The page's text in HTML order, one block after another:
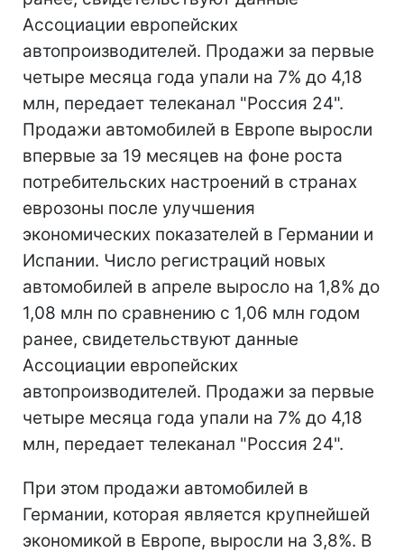
Ассоциации европейских
автопроизводителей. Продажи за первые
четыре месяца года упали на 7% до 4,18
млн, передает телеканал "Россия 24".
Продажи автомобилей в Европе выросли
впервые за 19 месяцев на фоне роста
потребительских настроений в странах
еврозоны после улучшения
экономических показателей в Германии и
Испании. Число регистраций новых
автомобилей в апреле выросло на 1,8% до
1,08 млн по сравнению с 1,06 млн годом
ранее, свидетельствуют данные
Ассоциации европейских
автопроизводителей. Продажи за первые
четыре месяца года упали на 7% до 4,18
млн, передает телеканал "Россия 24".
При этом продажи автомобилей в
Германии, которая является крупнейшей
экономикой в Европе, выросли на 3,8%. В